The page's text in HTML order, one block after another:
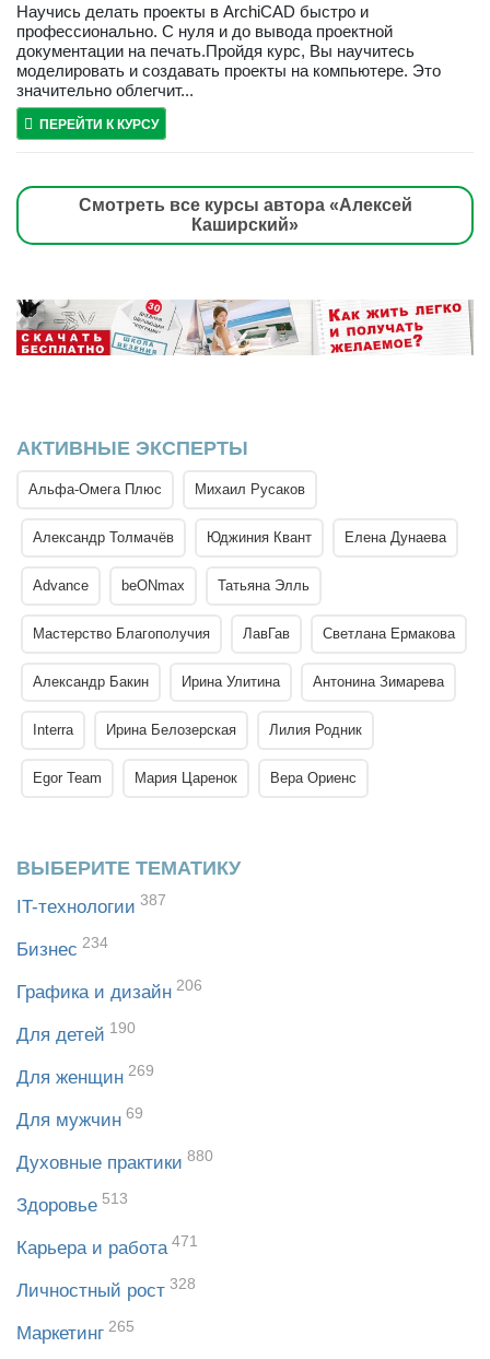
Научись делать проекты в ArchiCAD быстро и
профессионально. С нуля и до вывода проектной
документации на печать.Пройдя курс, Вы научитесь
моделировать и создавать проекты на компьютере. Это
значительно облегчит...
ПЕРЕЙТИ К КУРСУ
Смотреть все курсы автора «Алексей
Каширский»
АКТИВНЫЕ ЭКСПЕРТЫ
Альфа-Омега Плюс Михаил Русаков
Александр Толмачёв Юджиния Квант Елена Дунаева
Advance beONmax Татьяна Элль
Мастерство Благополучия ЛавГав Светлана Ермакова
Александр Бакин Ирина Улитина Антонина Зимарева
Interra Ирина Белозерская Лилия Родник
Egor Team Мария Царенок Вера Ориенс
ВЫБЕРИТЕ ТЕМАТИКУ
IT-технологии 387
Бизнес 234
Графика и дизайн 206
Для детей 190
Для женщин 269
Для мужчин 69
Духовные практики 880
Здоровье 513
Карьера и работа 471
Личностный рост 328
Маркетинг 265